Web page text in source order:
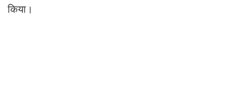
किया।